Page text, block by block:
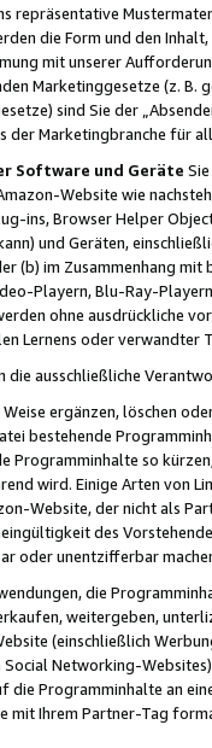
repräsentative
die Form und den
mit unserer
Marketinggesetze (z. B.
sind Sie der
der Marketingbranche für
Software und Geräte
Website wie
ins, Browser Helper
und Geräten,
(b) im Zusammenhang
Playern, Blu-Ray-
ohne ausdrückliche
Lernens oder
die ausschließliche
ergänzen, löschen
bestehende
Programminhalte so
wird. Einige Arten von
Website, der nicht als
des
oder unentzifferbar
die
weitergeben,
(einschließlich
Networking-
die Programminhalte an
mit Ihrem Partner-Tag